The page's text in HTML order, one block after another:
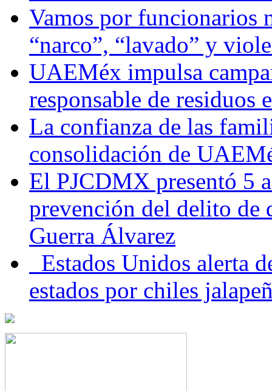
Vamos por funcionarios
“narco”, “lavado” y
UAEMéx impulsa
responsable de residuos
La confianza de las
consolidación de
El PJCDMX presentó 5
prevención del delito de
Guerra Álvarez
Estados Unidos alerta
estados por chiles